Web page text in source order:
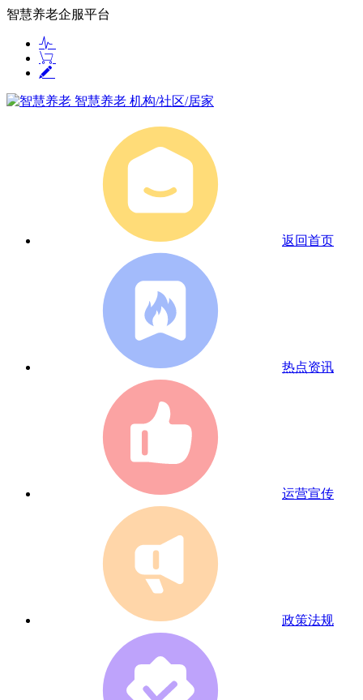
智慧养老企服平台
智慧养老 机构/社区/居家
返回首页
热点资讯
运营宣传
政策法规